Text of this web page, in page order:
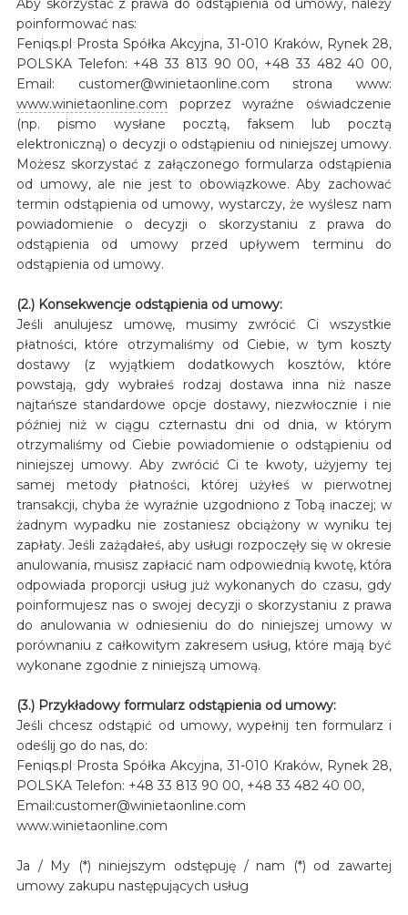
Aby skorzystać z prawa do odstąpienia od umowy, należy
poinformować nas:
Feniqs.pl Prosta Spółka Akcyjna, 31-010 Kraków, Rynek 28,
POLSKA Telefon: +48 33 813 90 00, +48 33 482 40 00,
Email: customer@winietaonline.com strona www:
www.winietaonline.com poprzez wyraźne oświadczenie
(np. pismo wysłane pocztą, faksem lub pocztą
elektroniczną) o decyzji o odstąpieniu od niniejszej umowy.
Możesz skorzystać z załączonego formularza odstąpienia
od umowy, ale nie jest to obowiązkowe. Aby zachować
termin odstąpienia od umowy, wystarczy, że wyślesz nam
powiadomienie o decyzji o skorzystaniu z prawa do
odstąpienia od umowy przed upływem terminu do
odstąpienia od umowy.
(2.) Konsekwencje odstąpienia od umowy:
Jeśli anulujesz umowę, musimy zwrócić Ci wszystkie
płatności, które otrzymaliśmy od Ciebie, w tym koszty
dostawy (z wyjątkiem dodatkowych kosztów, które
powstają, gdy wybrałeś rodzaj dostawa inna niż nasze
najtańsze standardowe opcje dostawy, niezwłocznie i nie
później niż w ciągu czternastu dni od dnia, w którym
otrzymaliśmy od Ciebie powiadomienie o odstąpieniu od
niniejszej umowy. Aby zwrócić Ci te kwoty, użyjemy tej
samej metody płatności, której użyłeś w pierwotnej
transakcji, chyba że wyraźnie uzgodniono z Tobą inaczej; w
żadnym wypadku nie zostaniesz obciążony w wyniku tej
zapłaty. Jeśli zażądałeś, aby usługi rozpoczęły się w okresie
anulowania, musisz zapłacić nam odpowiednią kwotę, która
odpowiada proporcji usług już wykonanych do czasu, gdy
poinformujesz nas o swojej decyzji o skorzystaniu z prawa
do anulowania w odniesieniu do do niniejszej umowy w
porównaniu z całkowitym zakresem usług, które mają być
wykonane zgodnie z niniejszą umową.
(3.) Przykładowy formularz odstąpienia od umowy:
Jeśli chcesz odstąpić od umowy, wypełnij ten formularz i
odeślij go do nas, do:
Feniqs.pl Prosta Spółka Akcyjna, 31-010 Kraków, Rynek 28,
POLSKA Telefon: +48 33 813 90 00, +48 33 482 40 00,
Email:customer@winietaonline.com
www.winietaonline.com
Ja / My (*) niniejszym odstępuję / nam (*) od zawartej
umowy zakupu następujących usług